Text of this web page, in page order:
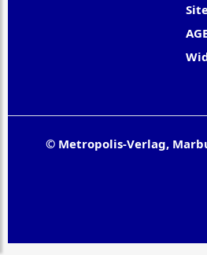
© Metropolis-Verlag,